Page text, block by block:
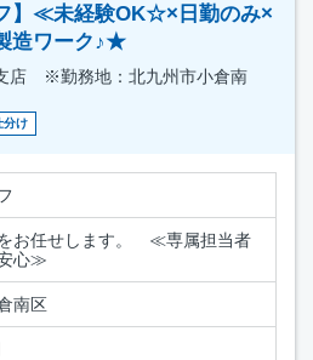
】≪未経験OK☆×日勤のみ×
造ワーク♪★
店 ※勤務地：北九州市小倉南
分け
お任せします。 ≪専属担当者
心≫
南区